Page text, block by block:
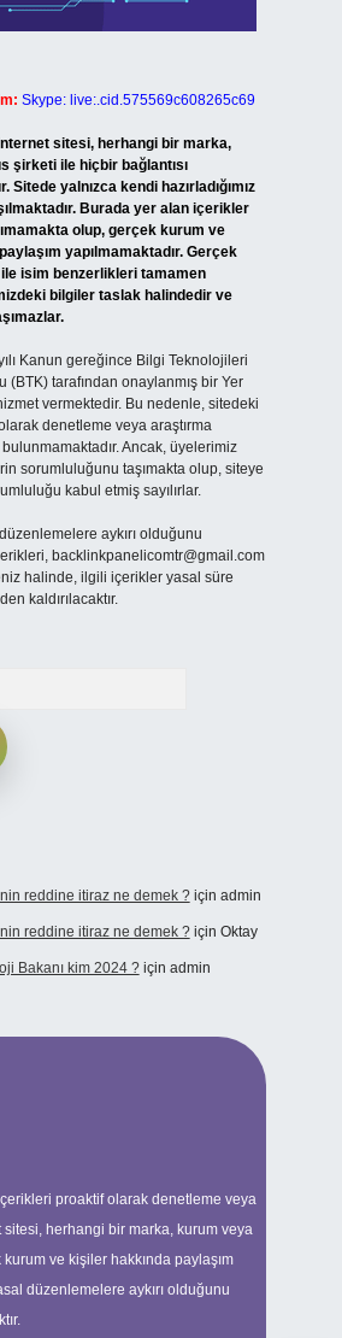
Skype: live:.cid.575569c608265c69
sitesi, herhangi bir marka,
şirketi ile hiçbir bağlantısı
Sitede yalnızca kendi hazırladığımız
Burada yer alan içerikler
olup, gerçek kurum ve
yapılmamaktadır. Gerçek
isim benzerlikleri tamamen
bilgiler taslak halindedir ve
Kanun gereğince Bilgi Teknolojileri
(BTK) tarafından onaylanmış bir Yer
vermektedir. Bu nedenle, sitedeki
denetleme veya araştırma
Ancak, üyelerimiz
sorumluluğunu taşımakta olup, siteye
kabul etmiş sayılırlar.
aykırı olduğunu
backlinkpanelicomtr@gmail.com
halinde, ilgili içerikler yasal süre
kaldırılacaktır.
reddine itiraz ne demek ?için admin
reddine itiraz ne demek ?için Oktay
Bakanı kim 2024 ?için admin
proaktif olarak denetleme veya
sitesi, herhangi bir marka, kurum veya
ve kişiler hakkında paylaşım
düzenlemelere aykırı olduğunu